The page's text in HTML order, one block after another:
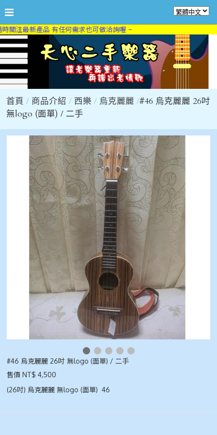
注最新產品 有任何需求也可做洽詢喔 ~
首頁 商品介紹 西樂 烏克麗麗 #46 烏克麗麗 26吋
無logo (面單) / 二手
#46 烏克麗麗 26吋 無logo (面單) / 二手
售價 NT$ 4,500
(26吋) 烏克麗麗 無logo (面單) 46